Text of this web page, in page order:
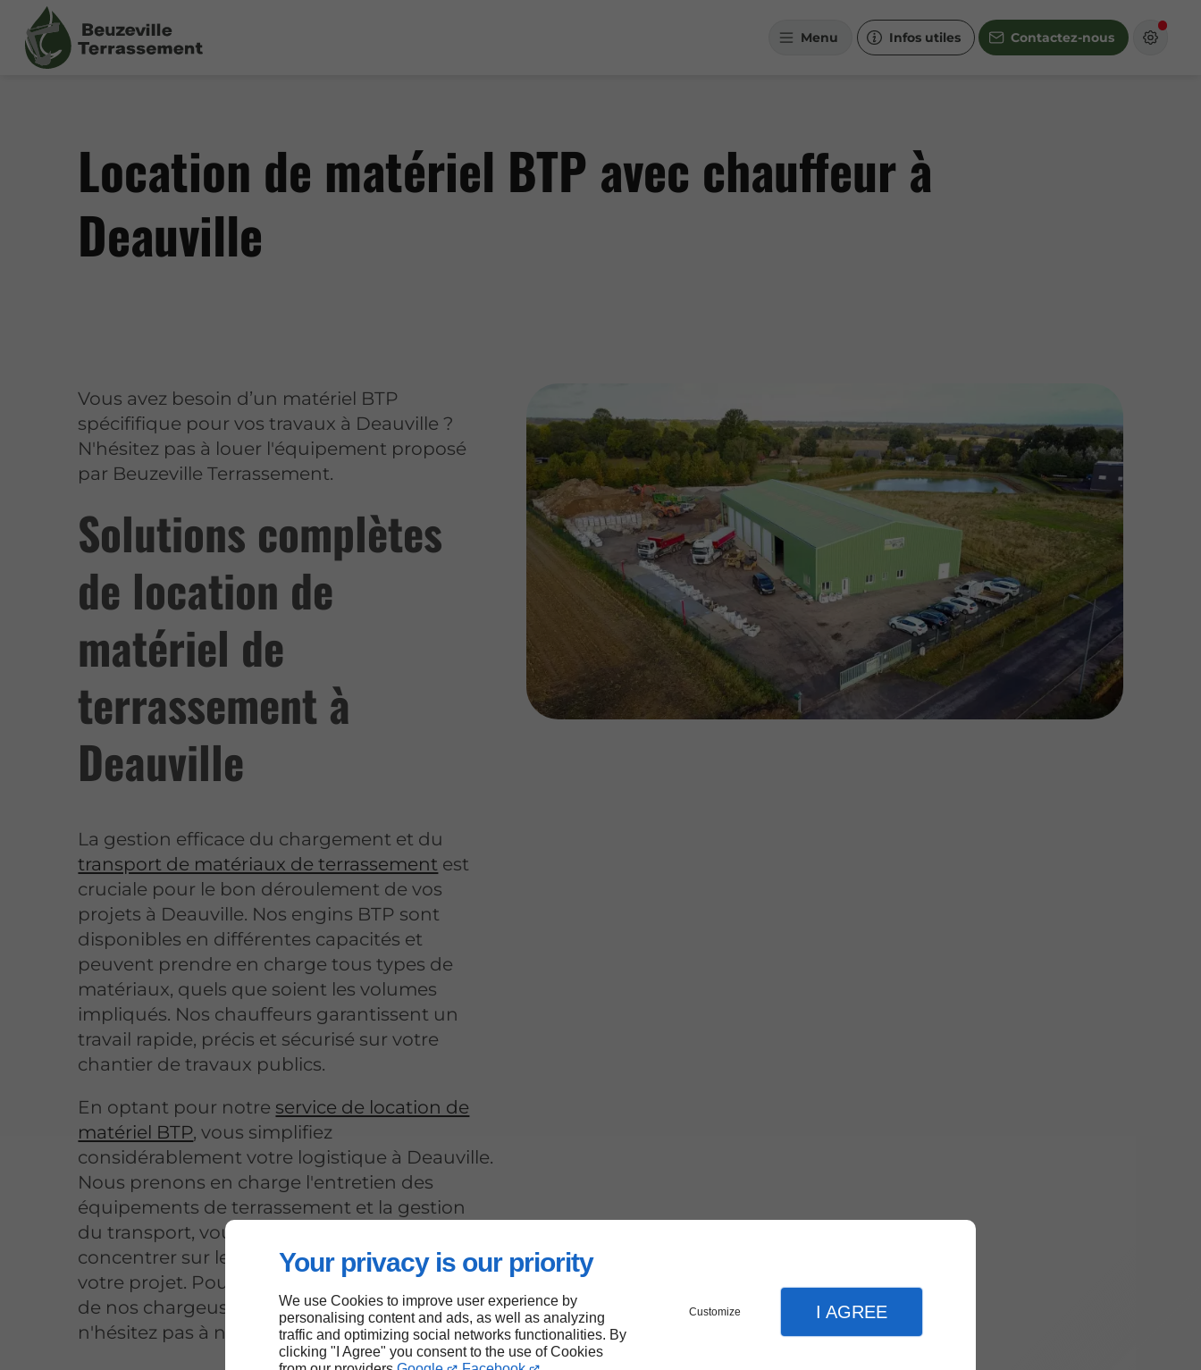
Your privacy is our priority
We use Cookies to improve user experience by
personalising content and ads, as well as analyzing
traffic and optimizing social networks functionalities. By
clicking "I Agree" you consent to the use of Cookies
Customize I AGREE
Menu Infos utiles Contactez-nous
Location de matériel BTP avec chauffeur à
Deauville
Vous avez besoin d’un matériel BTP
spécififique pour vos travaux à Deauville ?
N'hésitez pas à louer l'équipement proposé
par Beuzeville Terrassement.
Solutions complètes
de location de
matériel de
terrassement à
Deauville
La gestion efficace du chargement et du
transport de matériaux de terrassement est
cruciale pour le bon déroulement de vos
projets à Deauville. Nos engins BTP sont
disponibles en différentes capacités et
peuvent prendre en charge tous types de
matériaux, quels que soient les volumes
impliqués. Nos chauffeurs garantissent un
travail rapide, précis et sécurisé sur votre
chantier de travaux publics.
En optant pour notre service de location de
matériel BTP, vous simplifiez
considérablement votre logistique à Deauville.
Nous prenons en charge l'entretien des
équipements de terrassement et la gestion
du transport, vous permettant ainsi de vous
concentrer sur les aspects fondamentaux de
votre projet. Pour connaître les disponibilités
de nos chargeuses et autres matériel BTP,
n'hésitez pas à nous contacter.